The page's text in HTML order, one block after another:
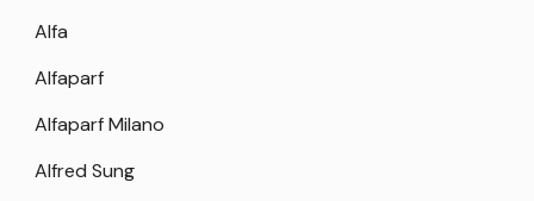
Alfa
Alfaparf
Alfaparf Milano
Alfred Sung